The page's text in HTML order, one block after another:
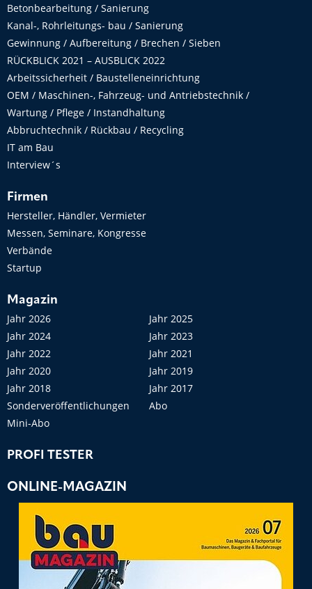
Betonbearbeitung / Sanierung
Kanal-, Rohrleitungs- bau / Sanierung
Gewinnung / Aufbereitung / Brechen / Sieben
RÜCKBLICK 2021 – AUSBLICK 2022
Arbeitssicherheit / Baustelleneinrichtung
OEM / Maschinen-, Fahrzeug- und Antriebstechnik /
Wartung / Pflege / Instandhaltung
Abbruchtechnik / Rückbau / Recycling
IT am Bau
Interview´s
Firmen
Hersteller, Händler, Vermieter
Messen, Seminare, Kongresse
Verbände
Startup
Magazin
Jahr 2026
Jahr 2025
Jahr 2024
Jahr 2023
Jahr 2022
Jahr 2021
Jahr 2020
Jahr 2019
Jahr 2018
Jahr 2017
Sonderveröffentlichungen
Abo
Mini-Abo
PROFI TESTER
ONLINE-MAGAZIN